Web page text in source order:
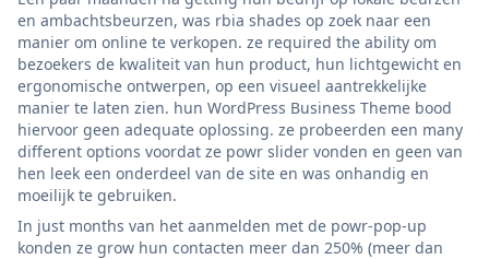
en ambachtsbeurzen, was rbia shades op zoek naar een
manier om online te verkopen. ze required the ability om
bezoekers de kwaliteit van hun product, hun lichtgewicht en
ergonomische ontwerpen, op een visueel aantrekkelijke
manier te laten zien. hun WordPress Business Theme bood
hiervoor geen adequate oplossing. ze probeerden een many
different options voordat ze powr slider vonden en geen van
hen leek een onderdeel van de site en was onhandig en
moeilijk te gebruiken.
In just months van het aanmelden met de powr-pop-up
konden ze grow hun contacten meer dan 250% (meer dan